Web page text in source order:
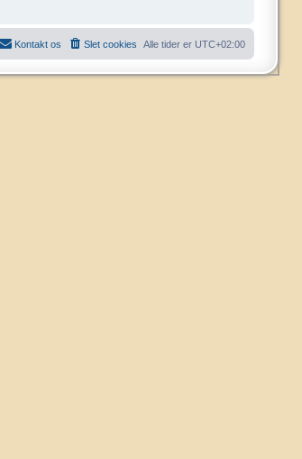
Alle tider er UTC+02:00
Slet cookies
Kontakt os